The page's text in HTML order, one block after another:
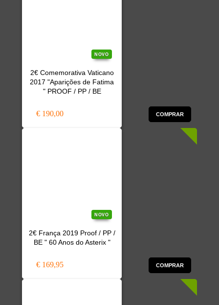
NOVO
2€ Comemorativa Vaticano
2017 "Aparições de Fatima
" PROOF / PP / BE
€ 190,00 COMPRAR
NOVO
2€ França 2019 Proof / PP /
BE " 60 Anos do Asterix "
€ 169,95 COMPRAR